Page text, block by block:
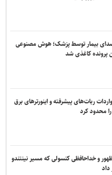
و ایران اهداف اولیه ترامپ را محقق
لاذقیه رویت شدند
راهپیمایی‌های جهان است
بیمار توسط پزشک؛ هوش مصنوعی
پرونده کاغذی شد
ربات‌های پیشرفته و اینورترهای برق
محدود کرد
و خداحافظی کنسولی که مسیر نینتندو
داد